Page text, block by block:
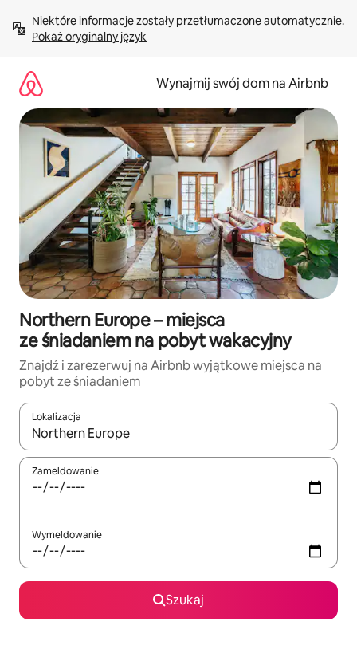
treści Pokaż oryginalny język
Wynajmij swój dom na Airbnb
Northern Europe – miejsca
ze śniadaniem na pobyt wakacyjny
Znajdź i zarezerwuj na Airbnb wyjątkowe miejsca na
pobyt ze śniadaniem
Lokalizacja
Gdy wyniki będą dostępne, możesz poruszać się po nich za
Zameldowanie
Wymeldowanie
Szukaj